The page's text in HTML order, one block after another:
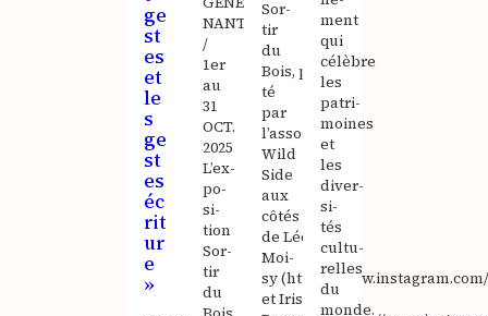
ge
st
es
et
le
s
ge
st
es
éc
rit
ur
e
»
NANTES
/
1er
au
31
OCT.
2025
L’ex­
po­
si­
tion
Sor­
tir
du
Sor­
tir
du
Bois, por­
té
par
l’association
Wild
Side
aux
côtés
de Léo
Moi­
sy (https://
et Iris
ment
qui
célèbre
les
patri­
moines
et
les
diver­
si­
tés
cultu­
relles
du
monde.